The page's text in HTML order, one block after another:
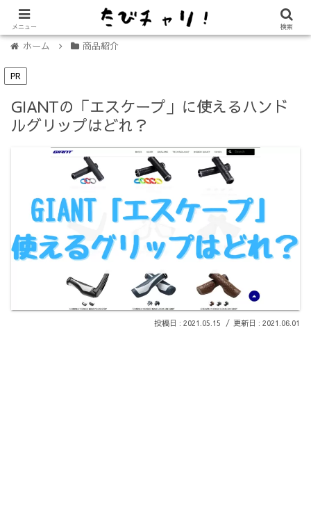
【免許不要に！】電動キックボード「LUUP（ループ）」の始め方
ホーム 商品紹介
PR
GIANTの「エスケープ」に使えるハンド
ルグリップはどれ？
2021.05.15 2021.06.01
メニュー 検索